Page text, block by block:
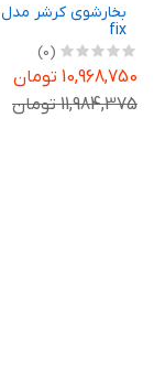
fix
(0)
10,968,750 تومان
11,984,375 تومان